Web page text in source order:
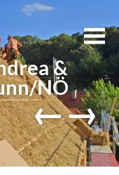
&
NÖ
←→